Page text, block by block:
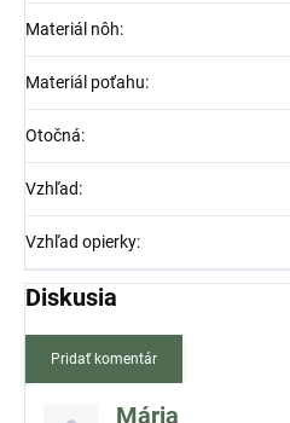
Materiál nôh:
Materiál poťahu:
Otočná:
Vzhľad:
Vzhľad opierky:
Diskusia
Pridať komentár
Mária